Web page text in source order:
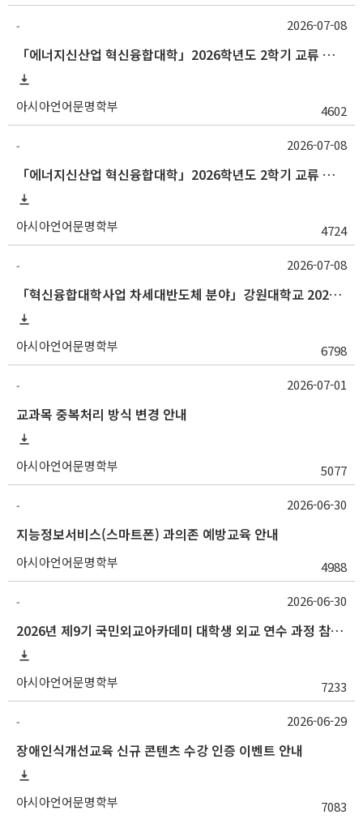
-
「에너지신산업 혁신융합대학」2026학년도 2학기 교류 수학 안내(강원대)
아시아언어문명학부 4602
2026-07-08
-
「에너지신산업 혁신융합대학」2026학년도 2학기 교류 수학 안내(전북대)
아시아언어문명학부 4724
2026-07-08
-
「혁신융합대학사업 차세대반도체 분야」강원대학교 2026학년도 2학기 교류 수학 안내
아시아언어문명학부 6798
2026-07-08
-
교과목 중복처리 방식 변경 안내
아시아언어문명학부 5077
2026-07-01
-
지능정보서비스(스마트폰) 과의존 예방교육 안내
아시아언어문명학부 4988
2026-06-30
-
2026년 제9기 국민외교아카데미 대학생 외교 연수 과정 참가자 모집
아시아언어문명학부 7233
2026-06-30
-
장애인식개선교육 신규 콘텐츠 수강 인증 이벤트 안내
아시아언어문명학부 7083
2026-06-29